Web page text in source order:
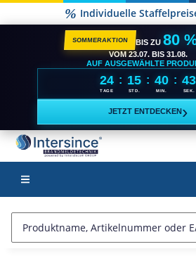
Individuelle
SOMMERAKTION BIS ZU 80
VOM 23.07. BIS 31.08.
AUF AUSGEWÄHLTE
24
TAGE
: 15
STD.
: 40
MIN.
: 43
SEK.
JETZT ENTDECKEN ›